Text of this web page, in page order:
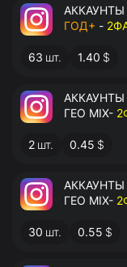
АККАУНТЫ
ГОД+ -
63 шт. 1.40 $
АККАУНТЫ
ГЕО MIX-
2 шт. 0.45 $
АККАУНТЫ
ГЕО MIX-
30 шт. 0.55 $